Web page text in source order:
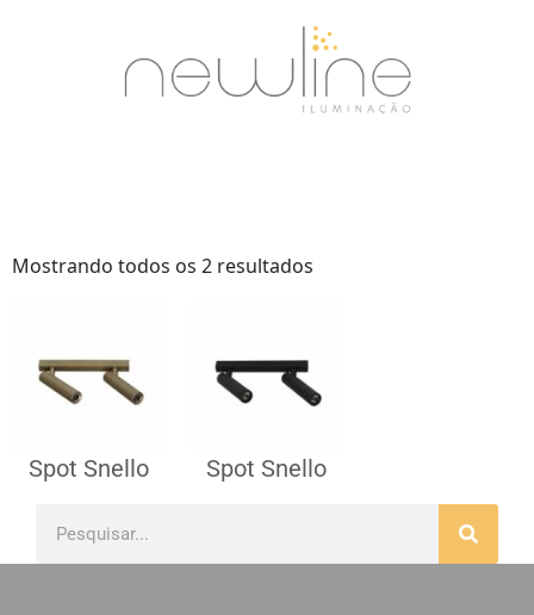
Mostrando todos os 2 resultados
Spot Snello Spot Snello